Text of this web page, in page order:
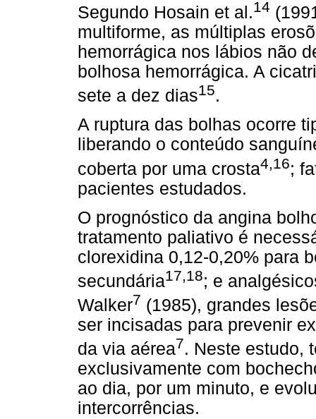
Segundo Hosain et al.14
multiforme, as múltiplas
hemorrágica nos lábios não
bolhosa hemorrágica. A
sete a dez dias15.
A ruptura das bolhas ocorre
liberando o conteúdo
coberta por uma crosta4,16;
pacientes estudados.
O prognóstico da angina
tratamento paliativo é
clorexidina 0,12-0,20% para
secundária17,18; e
Walker7 (1985), grandes
ser incisadas para prevenir
da via aérea7. Neste estudo,
exclusivamente com
ao dia, por um minuto, e
intercorrências.